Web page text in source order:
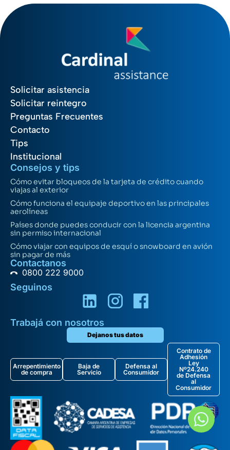
Solicitar asistencia
Solicitar reintegro
Preguntas Frecuentes
Contacto
Tips
Institucional
Consejos y tips
Cómo evitar bloqueos de la tarjeta de crédito cuando
viajas al exterior
Cómo funciona el equipaje deportivo en las principales
aerolíneas
Países donde puedes conducir con la licencia argentina
sin permiso internacional
Cómo viajar con equipos de esquí o snowboard en avión
sin pagar de más
Contactanos
0800 222 9000
Seguinos
Trabajá con nosotros
Dejanos tus datos
Arrepentimiento
de compra
Baja de
Servicio
Defensa al
Consumidor
Contrato de
Adhesión
Ley
Nº24.240
de Defensa
al
Consumidor